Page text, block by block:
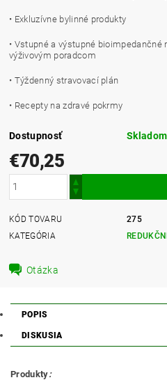
• Exkluzívne bylinné produkty
• Vstupné a výstupné
výživovým poradcom
• Týždenný stravovací plán
• Recepty na zdravé pokrmy
Dostupnosť Skladom
€70,25
KÓD TOVARU
275
KATEGÓRIA
Otázka
POPIS
DISKUSIA
Produkty: